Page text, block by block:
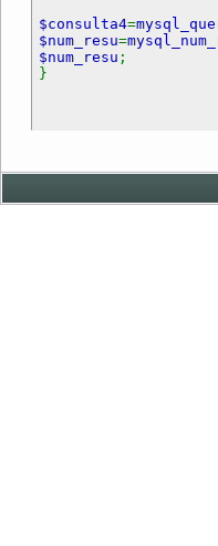
$consulta4=
$num_resu=
$num_resu ;
}